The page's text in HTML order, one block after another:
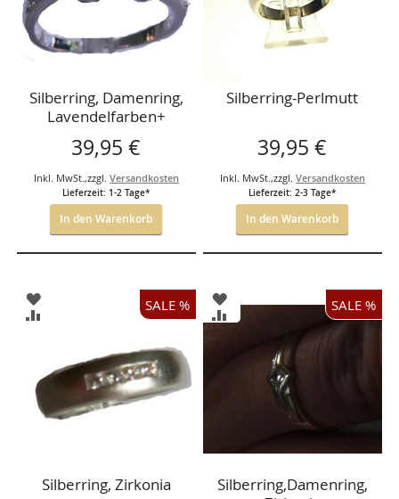
Silberring, Damenring,
Lavendelfarben+
Zirkonia
39,95 €
Inkl. MwSt.,zzgl. Versandkosten
Lieferzeit: 1-2 Tage*
In den Warenkorb
Silberring-Perlmutt
39,95 €
Inkl. MwSt.,zzgl. Versandkosten
Lieferzeit: 2-3 Tage*
In den Warenkorb
SALE %
ZUR
WUNSCHLISTE
ZUR
Silberring, Zirkonia
SALE %
ZUR
WUNSCHLISTE
HINZUFÜGEN
ZUR
VERGLEICHSLISTE
HINZUFÜGEN
Silberring,Damenring,